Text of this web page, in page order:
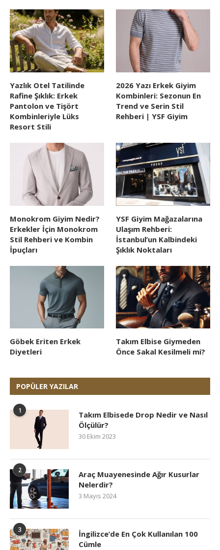
Yazlık Otel Tatilinde
Rafine Şıklık: Erkek
Pantolon ve Tişört
Kombinleriyle Lüks
Resort Stili
2026 Yazı Erkek Giyim
Kombinleri: Sezonun En
Trend ve Serin Stil
Rehberi | YSF Giyim
Monokrom Giyim Nedir?
Erkekler İçin Monokrom
Stil Rehberi ve Kombin
İpuçları
YSF Giyim Mağazalarına
Ulaşım Rehberi:
İstanbul’un Kalbindeki
Şıklık Noktaları
Göbek Eriten Erkek
Diyetleri
Takım Elbise Giymeden
Önce Sakal Kesilmeli mi?
POPÜLER YAZILAR
1
Takım Elbisede Drop Nedir ve Nasıl
Ölçülür?
30 Ekim 2023
2
Araç Muayenesinde Ağır Kusurlar
Nelerdir?
3 Mayıs 2024
3
İngilizce’de En Çok Kullanılan 100
Cümle